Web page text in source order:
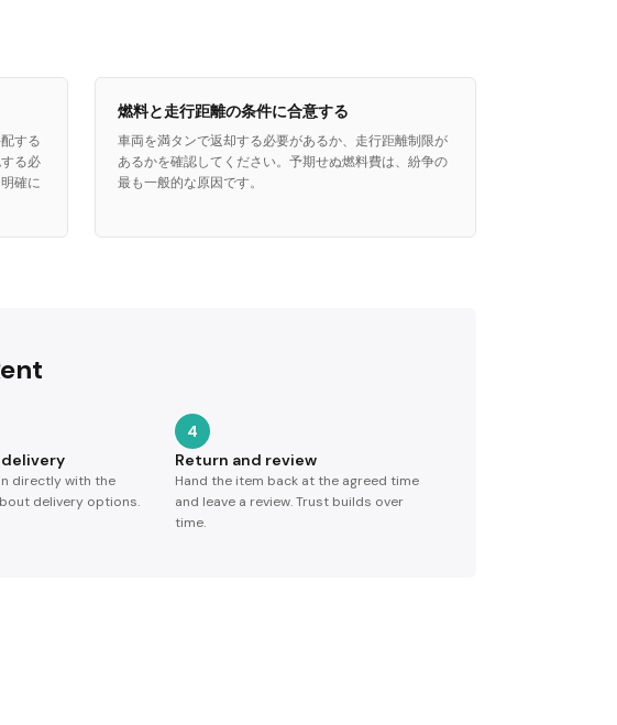
する
る必
確に
燃料と走行距離の条件に合意する
車両を満タンで返却する必要があるか、走行距離制限が
あるかを確認してください。予期せぬ燃料費は、紛争の
最も一般的な原因です。
delivery
directly with the
delivery options.
4
Return and review
Hand the item back at the agreed time
and leave a review. Trust builds over
time.